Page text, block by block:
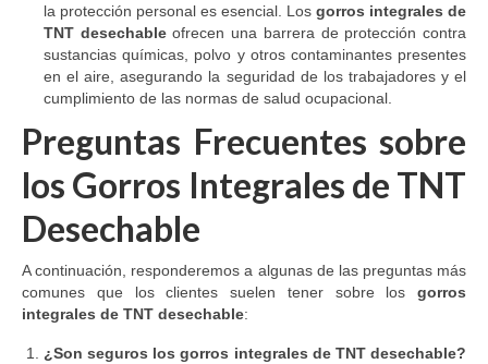
la protección personal es esencial. Los gorros integrales de
TNT desechableofrecen una barrera de protección contra
sustancias químicas, polvo y otros contaminantes presentes
en el aire, asegurando la seguridad de los trabajadores y el
cumplimiento de las normas de salud ocupacional.
Preguntas Frecuentes sobre
los Gorros Integrales de TNT
Desechable
A continuación, responderemos a algunas de las preguntas más
comunes que los clientes suelen tener sobre los gorros
integrales de TNT desechable:
¿Son seguros los gorros integrales de TNT desechable?